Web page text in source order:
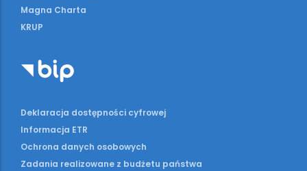
Magna Charta
KRUP
Deklaracja dostępności cyfrowej
Informacja ETR
Ochrona danych osobowych
Zadania realizowane z budżetu państwa